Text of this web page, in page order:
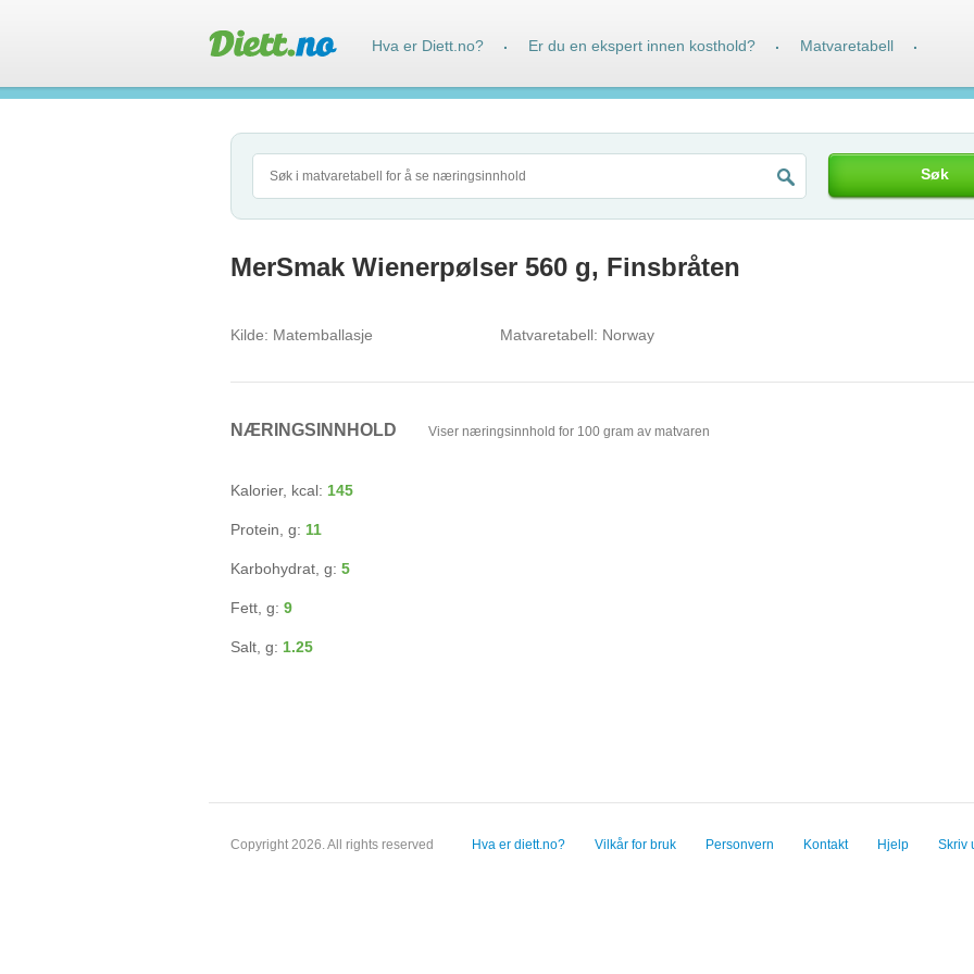
Søk
MerSmak Wienerpølser 560 g, Finsbråten
Kilde: Matemballasje Matvaretabell: Norway
NÆRINGSINNHOLD Viser næringsinnhold for 100 gram av matvaren
Kalorier, kcal: 145
Protein, g: 11
Karbohydrat, g: 5
Fett, g: 9
Salt, g: 1.25
Copyright 2026. All rights reserved Hva er diett.no? Vilkår for bruk Personvern Kontakt Hjelp Skriv
Hva er Diett.no? · Er du en ekspert innen kosthold? · Matvaretabell ·